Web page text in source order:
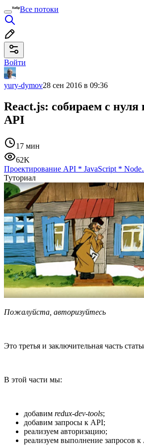
Все потоки
Войти
yury-dymov28 сен 2016 в 09:36
React.js: собираем с
API
17 мин
62K
Проектирование API * JavaScript *
Туториал
Пожалуйста, авторизуйтесь
Это третья и заключительная часть
В этой части мы:
добавим redux-dev-tools;
добавим запросы к API;
реализуем авторизацию;
реализуем выполнение запросов к